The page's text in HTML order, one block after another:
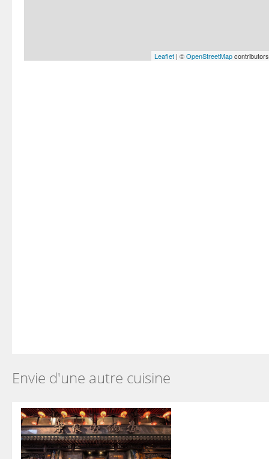
Leaflet | ©OpenStreetMapcontributors
Envie d'une autre cuisine